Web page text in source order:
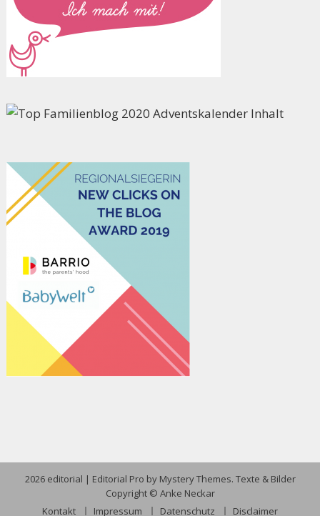
2026 editorial | Editorial Pro by Mystery Themes. Texte & Bilder
Copyright © Anke Neckar
Kontakt
Impressum Datenschutz Disclaimer